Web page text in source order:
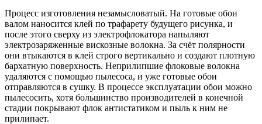
Процесс изготовления незамысловатый. На готовые обои
валом наносится клей по трафарету будущего рисунка, и
после этого сверху из электрофлокатора напыляют
электрозаряженные вискозные волокна. За счёт полярности
они втыкаются в клей строго вертикально и создают плотную
бархатную поверхность. Неприлипшие флоковые волокна
удаляются с помощью пылесоса, и уже готовые обои
отправляются в сушку. В процессе эксплуатации обои можно
пылесосить, хотя большинство производителей в конечной
стадии покрывают флок антистатиком и пыль к ним не
прилипает.